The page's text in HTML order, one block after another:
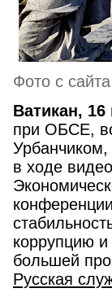
Фото с
Ватикан,
при ОБСЕ,
в ходе
коррупцию
большей
Русская